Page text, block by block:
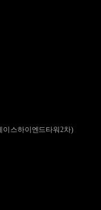
이스하이엔드타워2차)